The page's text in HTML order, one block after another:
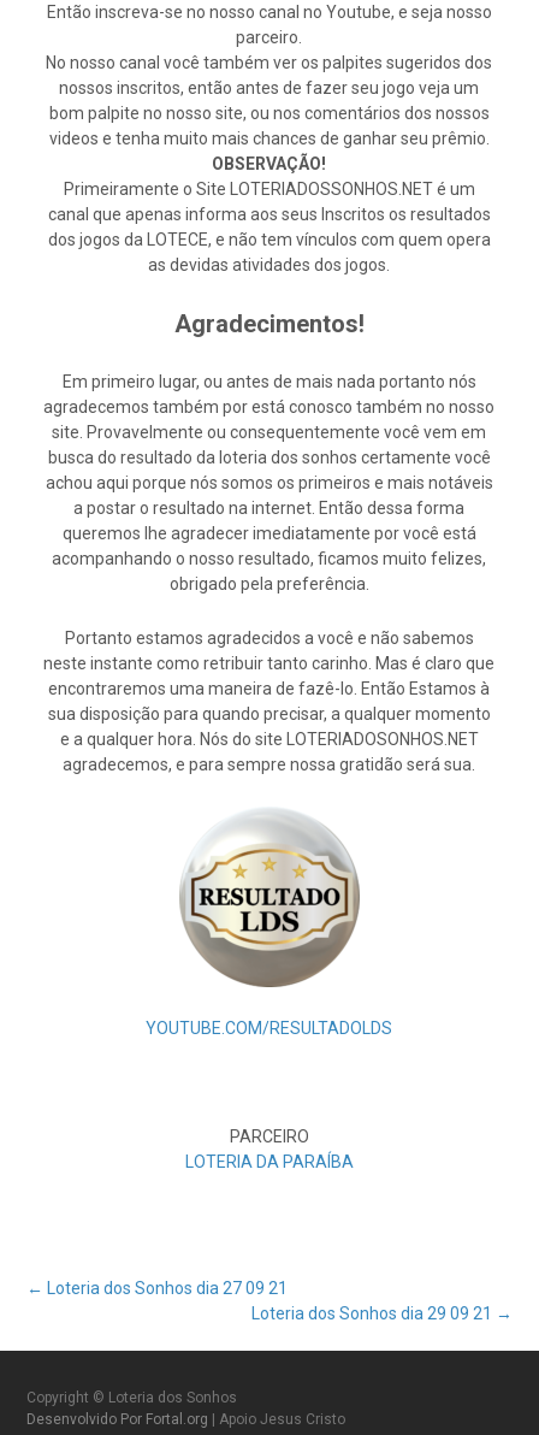
Então inscreva-se no nosso canal no Youtube, e seja nosso
parceiro.
No nosso canal você também ver os palpites sugeridos dos
nossos inscritos, então antes de fazer seu jogo veja um
bom palpite no nosso site, ou nos comentários dos nossos
videos e tenha muito mais chances de ganhar seu prêmio.
OBSERVAÇÃO!
Primeiramente o Site LOTERIADOSSONHOS.NET é um
canal que apenas informa aos seus Inscritos os resultados
dos jogos da LOTECE, e não tem vínculos com quem opera
as devidas atividades dos jogos.
Agradecimentos!
Em primeiro lugar, ou antes de mais nada portanto nós
agradecemos também por está conosco também no nosso
site. Provavelmente ou consequentemente você vem em
busca do resultado da loteria dos sonhos certamente você
achou aqui porque nós somos os primeiros e mais notáveis
a postar o resultado na internet. Então dessa forma
queremos lhe agradecer imediatamente por você está
acompanhando o nosso resultado, ficamos muito felizes,
obrigado pela preferência.
Portanto estamos agradecidos a você e não sabemos
neste instante como retribuir tanto carinho. Mas é claro que
encontraremos uma maneira de fazê-lo. Então Estamos à
sua disposição para quando precisar, a qualquer momento
e a qualquer hora. Nós do site LOTERIADOSONHOS.NET
agradecemos, e para sempre nossa gratidão será sua.
YOUTUBE.COM/RESULTADOLDS
PARCEIRO
LOTERIA DA PARAÍBA
Post
navigation
← Loteria dos Sonhos dia 27 09 21
Loteria dos Sonhos dia 29 09 21 →
Copyright © Loteria dos Sonhos
Desenvolvido Por Fortal.org
| Apoio Jesus Cristo